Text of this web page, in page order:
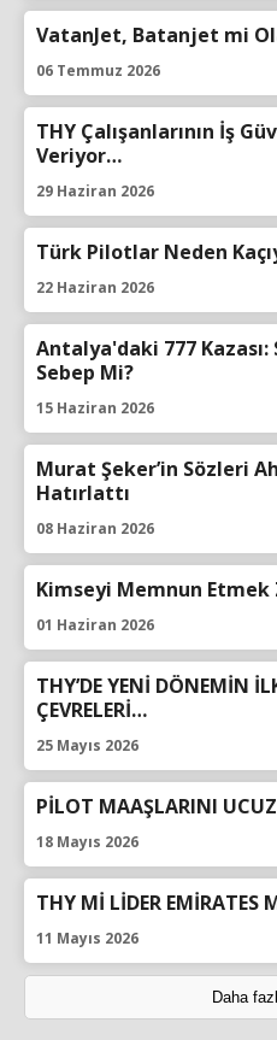
VatanJet, Batanjet mi
06 Temmuz 2026
THY Çalışanlarının İş
Veriyor…
29 Haziran 2026
Türk Pilotlar Neden
22 Haziran 2026
Antalya'daki 777 Kazası:
Sebep Mi?
15 Haziran 2026
Murat Şeker’in Sözleri
Hatırlattı
08 Haziran 2026
Kimseyi Memnun
01 Haziran 2026
THY’DE YENİ DÖNEMİN
ÇEVRELERİ…
25 Mayıs 2026
PİLOT MAAŞLARINI
18 Mayıs 2026
THY Mİ LİDER EMİRATES
11 Mayıs 2026
Daha